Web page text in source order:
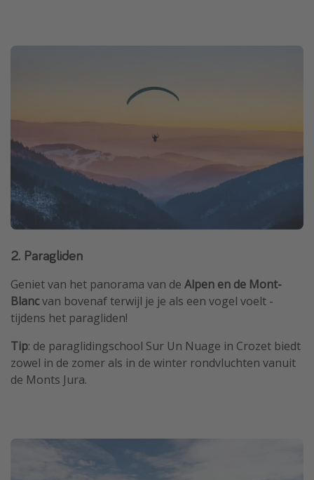
2. Paragliden
Geniet van het panorama van de Alpen en de Mont-
Blancvan bovenaf terwijl je je als een vogel voelt -
tijdens het paragliden!
Tip: de paraglidingschool Sur Un Nuage in Crozet biedt
zowel in de zomer als in de winter rondvluchten vanuit
de Monts Jura.